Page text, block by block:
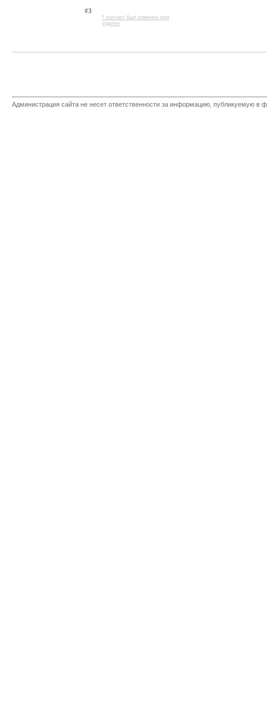
#3
* контакт был изменен или
удален
Администрация сайта не несет ответственности за информацию, публикуемую